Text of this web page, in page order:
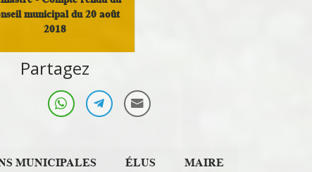
municipal du 20 août
2018
Compte rendu de conseil
communautaire
Partagez
MUNICIPALES ÉLUS MAIRE